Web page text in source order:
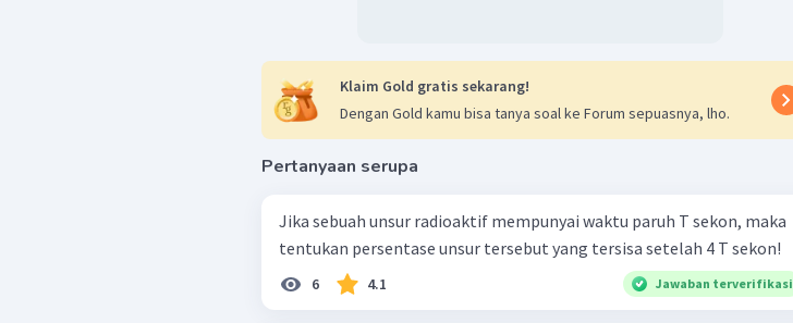
Klaim Gold gratis sekarang!
Dengan Gold kamu bisa tanya soal ke Forum sepuasnya, lho.
Pertanyaan serupa
Jika sebuah unsur radioaktif mempunyai waktu paruh T sekon, maka
tentukan persentase unsur tersebut yang tersisa setelah 4 T sekon!
6 4.1 Jawaban terverifikasi